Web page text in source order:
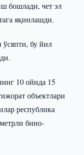
бошлади, чет эл
яқинлашди.
ўсяпти, бу йил
10 ойида 15
объектлари
республика
бино-